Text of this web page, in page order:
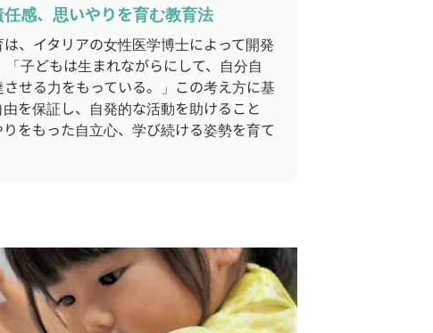
感、思いやりを育む教育法
、イタリアの女性医学博士によって開発
「子どもは生まれながらにして、自分自
せる力をもっている。」この考え方に基
を保証し、自発的な活動を助けること
をもった自立心、学び続ける姿勢を育て